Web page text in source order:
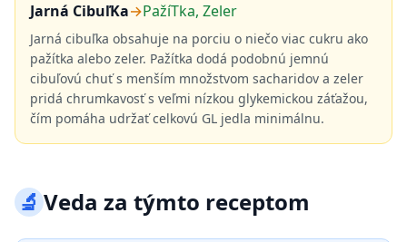
Jarná CibuľKa→PažíTka, Zeler
Jarná cibuľka obsahuje na porciu o niečo viac cukru ako
pažítka alebo zeler. Pažítka dodá podobnú jemnú
cibuľovú chuť s menším množstvom sacharidov a zeler
pridá chrumkavosť s veľmi nízkou glykemickou záťažou,
čím pomáha udržať celkovú GL jedla minimálnu.
🔬Veda za týmto receptom